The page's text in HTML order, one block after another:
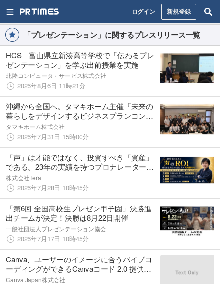
ログイン 新規登録
「プレゼンテーション」に関するプレスリリース一覧
HCS 富山県立新湊高等学校で「伝わるプレ
ゼンテーション」を学ぶ出前授業を実施
北陸コンピュータ・サービス株式会社
2026年8月6日 11時21分
沖縄から全国へ。タマキホーム主催『未来の
暮らしをデザインするビジネスプランコンテ
スト』最終審査会を開催！Z世代が創る「脱・
労働集約型」の不動産ビジネスが決定
タマキホーム株式会社
2026年7月31日 15時00分
「声」は才能ではなく、投資すべき「資産」
である。23年の実績を持つプロナレーターが
伝授する、経営者のための『声のROI最大
化・戦略的投資術』ワークショップを8月3日
に開催
株式会社Tera
2026年7月28日 10時45分
「第6回 全国高校生プレゼン甲子園」決勝進
出チームが決定！決勝は8月22日開催
一般社団法人プレゼンテーション協会
2026年7月17日 10時45分
Canva、ユーザーのイメージに合うバイブコ
ーディングができるCanvaコード 2.0 提供開
始
Canva Japan株式会社